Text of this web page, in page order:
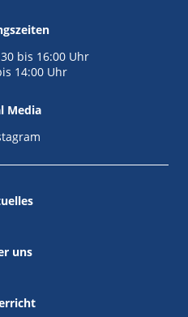
bis 16:00 Uhr
14:00 Uhr
Media
uns